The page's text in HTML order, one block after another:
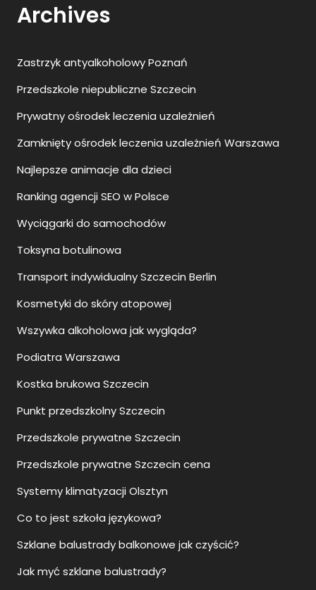
Archives
Zastrzyk antyalkoholowy Poznań
Przedszkole niepubliczne Szczecin
Prywatny ośrodek leczenia uzależnień
Zamknięty ośrodek leczenia uzależnień Warszawa
Najlepsze animacje dla dzieci
Ranking agencji SEO w Polsce
Wyciągarki do samochodów
Toksyna botulinowa
Transport indywidualny Szczecin Berlin
Kosmetyki do skóry atopowej
Wszywka alkoholowa jak wygląda?
Podiatra Warszawa
Kostka brukowa Szczecin
Punkt przedszkolny Szczecin
Przedszkole prywatne Szczecin
Przedszkole prywatne Szczecin cena
Systemy klimatyzacji Olsztyn
Co to jest szkoła językowa?
Szklane balustrady balkonowe jak czyścić?
Jak myć szklane balustrady?